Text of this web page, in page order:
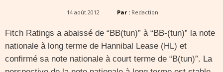
14 août 2012 Par : Redaction
Fitch Ratings a abaissé de “BB(tun)” à “BB-(tun)” la note
nationale à long terme de Hannibal Lease (HL) et
confirmé sa note nationale à court terme de “B(tun)”. La